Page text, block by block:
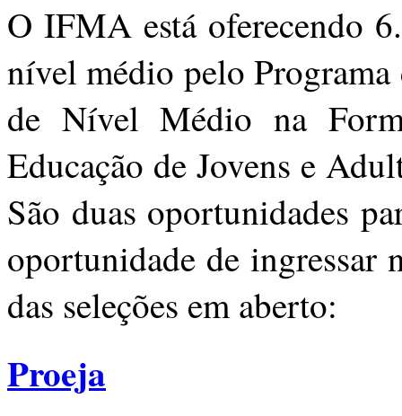
O IFMA está oferecendo
nível médio pelo
de Nível Médio na
Educação de Jovens e
São duas oportunidades
oportunidade de ingressar
das seleções em aberto:
Proeja